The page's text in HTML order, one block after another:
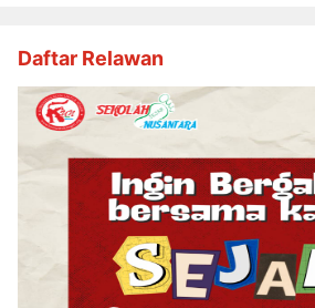
Daftar Relawan